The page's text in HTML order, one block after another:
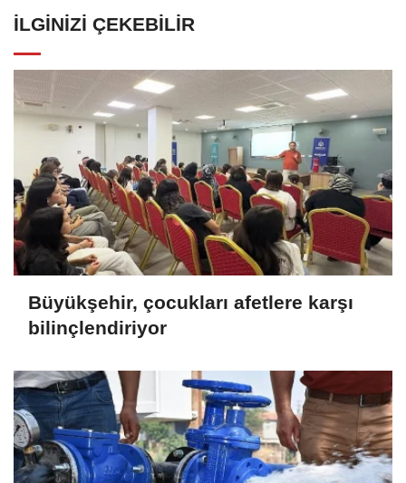
İLGINIZI ÇEKEBILIR
Büyükşehir, çocukları afetlere karşı
bilinçlendiriyor